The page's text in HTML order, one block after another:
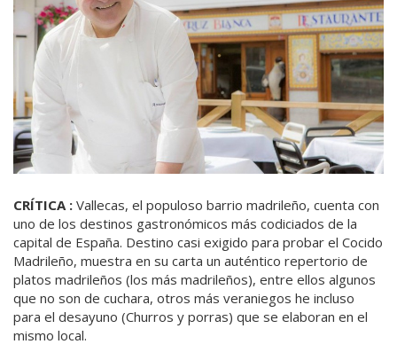
CRÍTICA : Vallecas, el populoso barrio madrileño, cuenta con
uno de los destinos gastronómicos más codiciados de la
capital de España. Destino casi exigido para probar el Cocido
Madrileño, muestra en su carta un auténtico repertorio de
platos madrileños (los más madrileños), entre ellos algunos
que no son de cuchara, otros más veraniegos he incluso
para el desayuno (Churros y porras) que se elaboran en el
mismo local.